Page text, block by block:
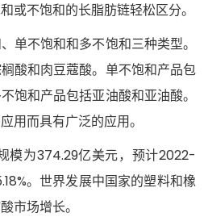
或不饱和的长脂肪链轻松区分。
单不饱和和多不饱和三种类型。
酸和肉豆蔻酸。单不饱和产品包
饱和产品包括亚油酸和亚油酸。
用而具有广泛的应用。
模为374.29亿美元，预计2022-
。世界发展中国家的塑料和橡
市场增长。